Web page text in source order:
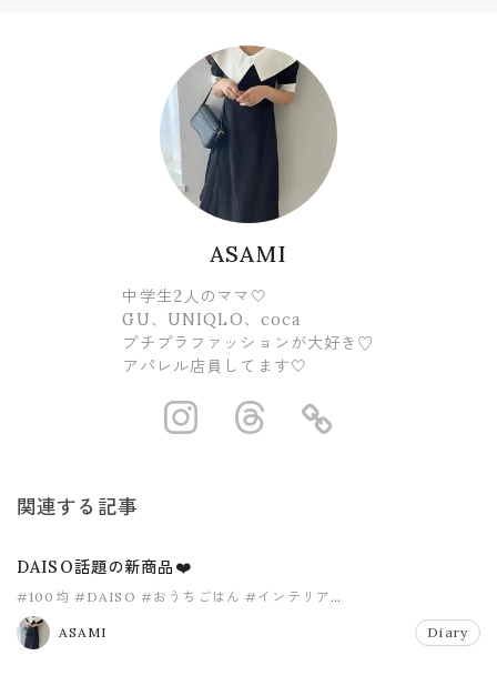
ASAMI
中学生2人のママ🤍
GU、UNIQLO、coca
プチプラファッションが大好き♡
アパレル店員してます🤍
https://https://
関連する記事
DAISO話題の新商品❤️
#100均 #DAISO #おうちごはん #インテリア
#コーヒーティラミスフラペチーノ
ASAMI
Diary